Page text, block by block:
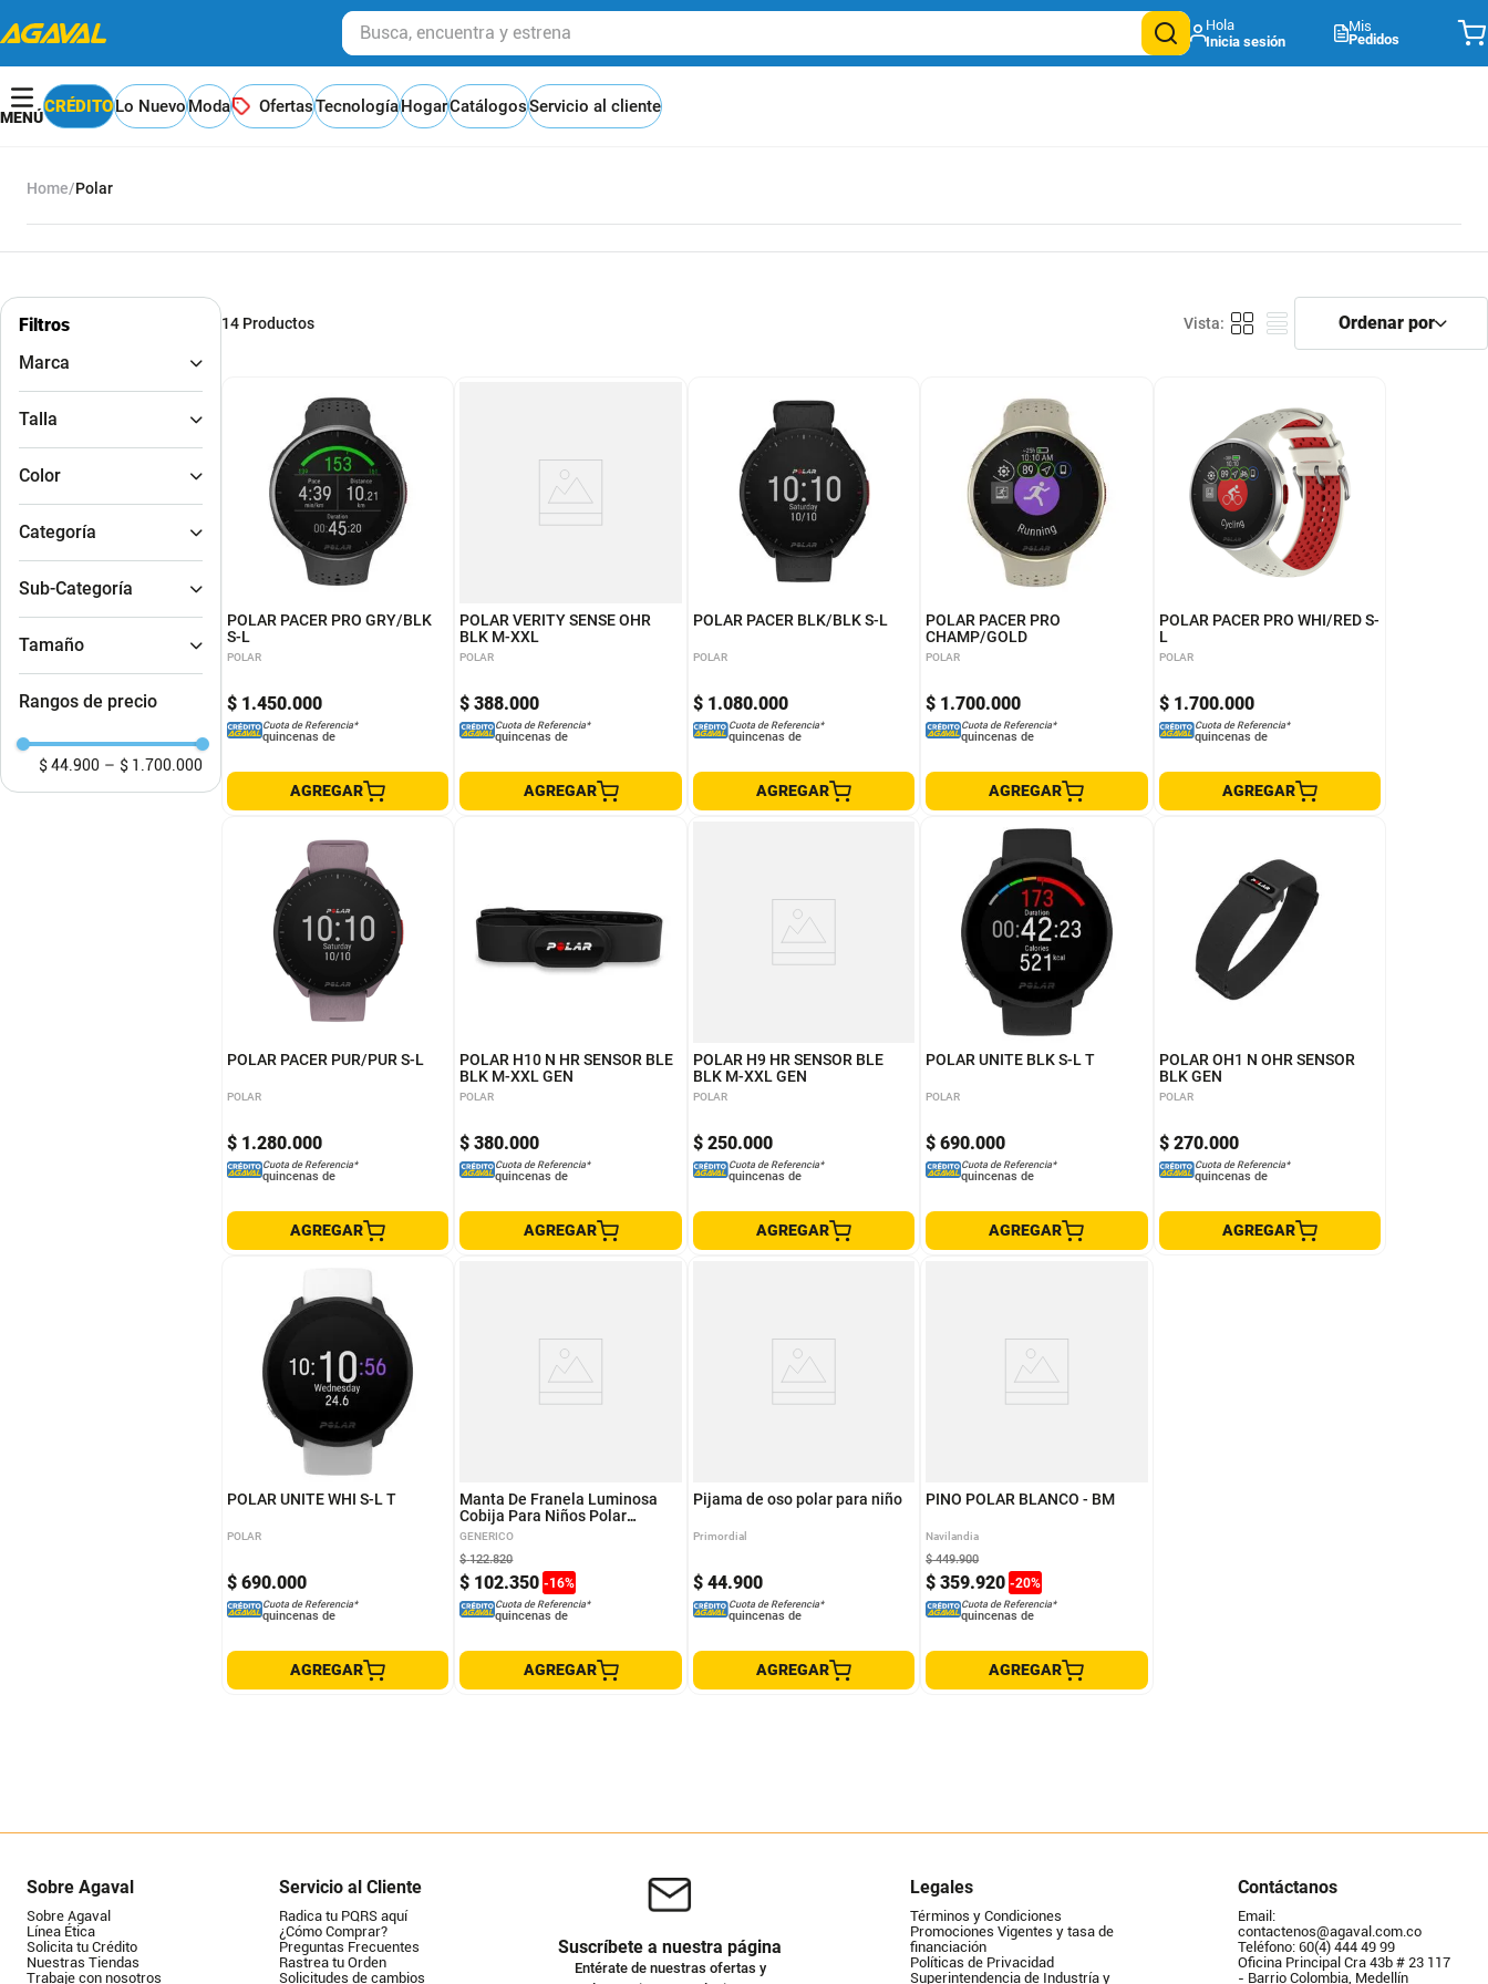
Busca, encuentra y estrena
Mis
Pedidos
CRÉDITOLo NuevoModa OfertasTecnologíaHogarCatálogosServicio al cliente
Polar
Filtros
Marca
Navilandia
POLAR
Primordial
Talla
Color
Sub-Categoría
Ropa Hogar
Ropa interior
Tamaño
200
Rangos de precio
$ 44.900 – $ 1.700.000
14 Productos
POLAR PACER PRO GRY/BLK
S-L
POLAR
$ 1.450.000
Cuota de Referencia*
quincenas de
AGREGAR
POLAR VERITY SENSE OHR
BLK M-XXL
POLAR
$ 388.000
Cuota de Referencia*
quincenas de
AGREGAR
POLAR PACER BLK/BLK S-L
POLAR
$ 1.080.000
Cuota de Referencia*
quincenas de
AGREGAR
POLAR PACER PRO
CHAMP/GOLD
POLAR
$ 1.700.000
Cuota de Referencia*
quincenas de
AGREGAR
POLAR PACER PRO WHI/RED S-
L
POLAR
$ 1.700.000
Cuota de Referencia*
quincenas de
AGREGAR
POLAR PACER PUR/PUR S-L
POLAR
$ 1.280.000
Cuota de Referencia*
quincenas de
AGREGAR
POLAR H10 N HR SENSOR BLE
BLK M-XXL GEN
POLAR
$ 380.000
Cuota de Referencia*
quincenas de
AGREGAR
POLAR H9 HR SENSOR BLE
BLK M-XXL GEN
POLAR
$ 250.000
Cuota de Referencia*
quincenas de
AGREGAR
POLAR UNITE BLK S-L T
POLAR
$ 690.000
Cuota de Referencia*
quincenas de
AGREGAR
POLAR OH1 N OHR SENSOR
BLK GEN
POLAR
$ 270.000
Cuota de Referencia*
quincenas de
AGREGAR
POLAR UNITE WHI S-L T
POLAR
$ 690.000
Cuota de Referencia*
quincenas de
AGREGAR
Manta De Franela Luminosa
Cobija Para Niños Polar
120x150cm Color Azul Diseño
GENERICO
$ 102.350 -16%
$ 122.820
Cuota de Referencia*
quincenas de
AGREGAR
Pijama de oso polar para niño
Primordial
$ 44.900
Cuota de Referencia*
quincenas de
AGREGAR
PINO POLAR BLANCO - BM
Navilandia
$ 359.920 -20%
$ 449.900
Cuota de Referencia*
quincenas de
AGREGAR
Sobre Agaval
Sobre Agaval
Línea Ética
Solicita tu Crédito
Nuestras Tiendas
Trabaje con nosotros
Servicio al Cliente
Radica tu PQRS aquí
¿Cómo Comprar?
Preguntas Frecuentes
Rastrea tu Orden
Solicitudes de cambios
Suscríbete a nuestra página
Entérate de nuestras ofertas y
Legales
Términos y Condiciones
Promociones Vigentes y tasa de
financiación
Políticas de Privacidad
Superintendencia de Industría y
Contáctanos
Email:
contactenos@agaval.com.co
Teléfono: 60(4) 444 49 99
Oficina Principal Cra 43b # 23 117
- Barrio Colombia, Medellín